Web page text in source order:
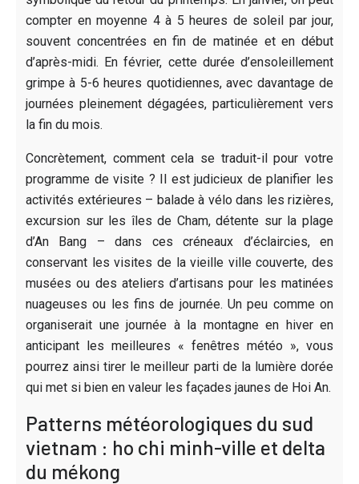
compter en moyenne 4 à 5 heures de soleil par jour,
souvent concentrées en fin de matinée et en début
d’après-midi. En février, cette durée d’ensoleillement
grimpe à 5-6 heures quotidiennes, avec davantage de
journées pleinement dégagées, particulièrement vers
la fin du mois.
Concrètement, comment cela se traduit-il pour votre
programme de visite ? Il est judicieux de planifier les
activités extérieures – balade à vélo dans les rizières,
excursion sur les îles de Cham, détente sur la plage
d’An Bang – dans ces créneaux d’éclaircies, en
conservant les visites de la vieille ville couverte, des
musées ou des ateliers d’artisans pour les matinées
nuageuses ou les fins de journée. Un peu comme on
organiserait une journée à la montagne en hiver en
anticipant les meilleures « fenêtres météo », vous
pourrez ainsi tirer le meilleur parti de la lumière dorée
qui met si bien en valeur les façades jaunes de Hoi An.
Patterns météorologiques du sud
vietnam : ho chi minh-ville et delta
du mékong